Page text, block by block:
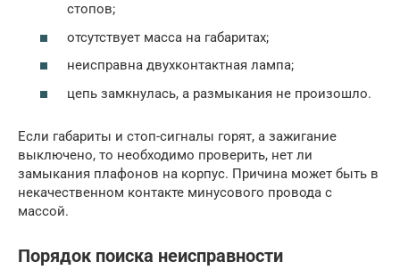
стопов;
отсутствует масса на габаритах;
неисправна двухконтактная лампа;
цепь замкнулась, а размыкания не произошло.
Если габариты и стоп-сигналы горят, а зажигание
выключено, то необходимо проверить, нет ли
замыкания плафонов на корпус. Причина может быть в
некачественном контакте минусового провода с
массой.
Порядок поиска неисправности